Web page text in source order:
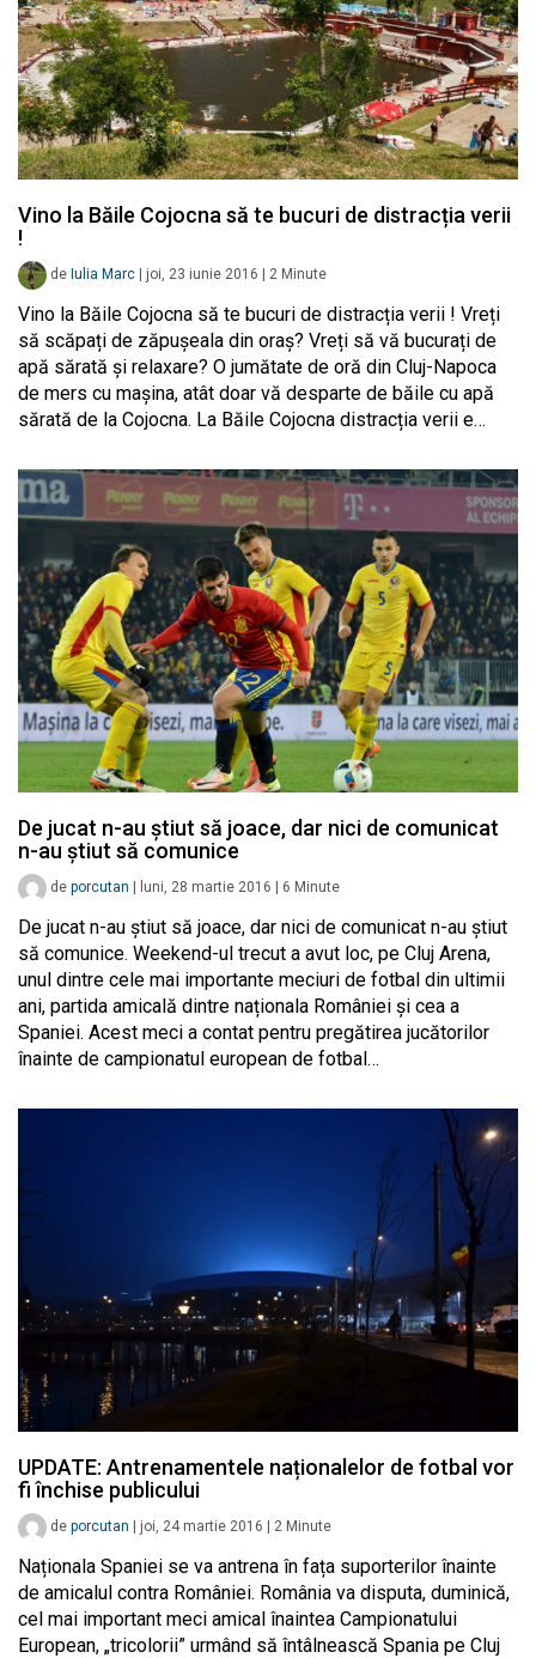
Vino la Băile Cojocna să te bucuri de distracția verii
!
de Iulia Marc | joi, 23 iunie 2016 | 2 Minute
Vino la Băile Cojocna să te bucuri de distracția verii ! Vreți
să scăpați de zăpușeala din oraș? Vreți să vă bucurați de
apă sărată și relaxare? O jumătate de oră din Cluj-Napoca
de mers cu mașina, atât doar vă desparte de băile cu apă
sărată de la Cojocna. La Băile Cojocna distracția verii e…
De jucat n-au știut să joace, dar nici de comunicat
n-au știut să comunice
de porcutan | luni, 28 martie 2016 | 6 Minute
De jucat n-au știut să joace, dar nici de comunicat n-au știut
să comunice. Weekend-ul trecut a avut loc, pe Cluj Arena,
unul dintre cele mai importante meciuri de fotbal din ultimii
ani, partida amicală dintre naționala României și cea a
Spaniei. Acest meci a contat pentru pregătirea jucătorilor
înainte de campionatul european de fotbal…
UPDATE: Antrenamentele naționalelor de fotbal vor
fi închise publicului
de porcutan | joi, 24 martie 2016 | 2 Minute
Naționala Spaniei se va antrena în fața suporterilor înainte
de amicalul contra României. România va disputa, duminică,
cel mai important meci amical înaintea Campionatului
European, „tricolorii” urmând să întâlnească Spania pe Cluj